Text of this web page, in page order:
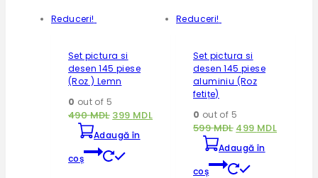
Reduceri!
Set pictura si
desen 145 piese
(Roz ) Lemn
0 out of 5
490MDL 399 MDL
Adaugă în
coș
Reduceri!
Set pictura si
desen 145 piese
aluminiu (Roz
fetițe)
0 out of 5
599MDL 499 MDL
Adaugă în
coș